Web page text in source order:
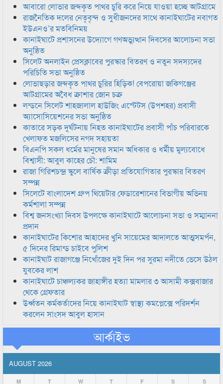
আবারো লোভার জব্দকৃত পাথর চুরি করে নিয়ে যাওয়া হচ্ছে আটগ্রামে
রাজনৈতিক দলের নেতৃবৃন্দ ও সুধীজনদের সাথে কানাইঘাটের নবাগত
ইউএনও’র মতবিনিময়
কানাইঘাটে প্রশাসনের উদ্যোগে গণঅভ্যুত্থান দিবসের আলোচনা সভা
অনুষ্ঠিত
সিলেট অনলাইন প্রেসক্লাবের পুরস্কার বিতরণ ও নতুন সদস্যদের
পরিচিতি সভা অনুষ্ঠিত
লোভাছড়ার জব্দকৃত পাথর চুরির হিড়িক! বেপরোয়া জকিগঞ্জের
আটগ্রামের অবৈধ ক্রাশার জোন চক্র
লন্ডনে সিলেট শাহজালাল হাউজিং এস্টেটস (উপশহর) প্রবাসী
অ্যাসোসিয়েশনের সভা অনুষ্ঠিত
কাতারে সড়ক দুর্ঘটনায় নিহত কানাইঘাটের প্রবাসী পাঁচ পরিবারকে
খেলাফত মজলিসের নগদ সহায়তা
বিএনপি সকল ধর্মের মানুষের সমান অধিকার ও ধর্মীয় মুল্যবোধে
বিশ্বাসী: আবুল কাহের চৌ: শামিম
রাজা গিরিশচন্দ্র স্কুলে বার্ষিক ক্রীড়া প্রতিযোগিতার পুরস্কার বিতরণ
সম্পন্ন
সিলেটে বাংলাদেশ গ্রুপ থিয়েটার ফেডারেশানের বিভাগীয় অভিনয়
কর্মশালা সম্পন্ন
বিশ্ব জনসংখ্যা দিবস উপলক্ষে কানাইঘাটে আলোচনা সভা ও সম্মাননা
প্রদান
কানাইঘাটের কিশোর আহাদের খুনি সায়েমের আদালতে আত্মসমর্পন,
৫ দিনের রিমান্ড চাইবে পুলিশ
কানাইঘাট রাজাগঞ্জে নিখোঁজের দুই দিন পর সুরমা নদীতে ভেসে উঠল
যুবকের লাশ
কানাইঘাটে চাঞ্চল্যকর জাহাঙ্গীর হত্যা মামলার ৩ আসামী কক্সবাজার
থেকে গ্রেফতার
উর্ধ্বতন কর্মকর্তাদের নিয়ে কানাইঘাট স্বাস্থ্য কমপ্লেক্সে পরিদর্শন
করলেন সাংসদ আবুল হাসান
আর্কাইভ
AUGUST 2026
M T W T F S S